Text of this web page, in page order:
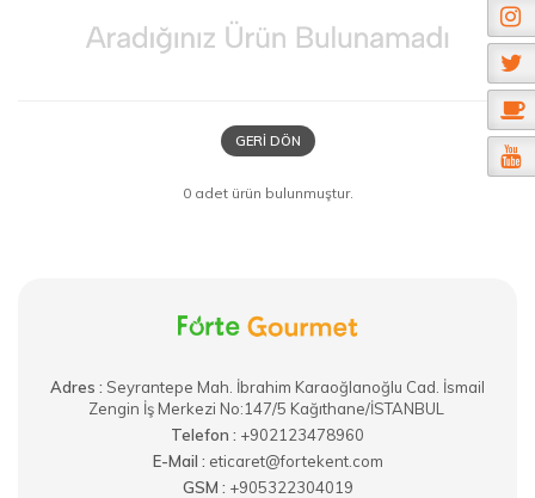
GERI DÖN
0 adet ürün bulunmuştur.
Adres : ​Seyrantepe Mah. İbrahim Karaoğlanoğlu Cad. İsmail
Zengin İş Merkezi No:147/5 Kağıthane/İSTANBUL
Telefon : +902123478960
E-Mail : eticaret@fortekent.com
GSM : +905322304019